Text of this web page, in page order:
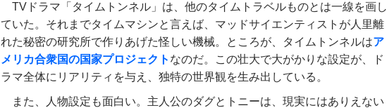
TVドラマ「タイムトンネル」は、他のタイムトラベルものとは一線を画し
ていた。それまでタイムマシンと言えば、マッドサイエンティストが人里離
れた秘密の研究所で作りあげた怪しい機械。ところが、タイムトンネルはア
メリカ合衆国の国家プロジェクト なのだ。この壮大で大がかりな設定が、ド
ラマ全体にリアリティを与え、独特の世界観を生み出している。
また、人物設定も面白い。主人公のダグとトニーは、現実にはありえない